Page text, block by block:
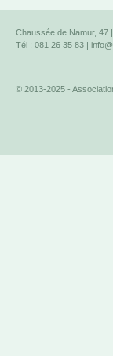
Chaussée de Namur, 47
Tél : 081 26 35 83 |
© 2013-2025 -